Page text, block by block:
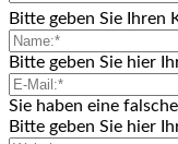
Bitte geben Sie Ihren
Bitte geben Sie hier
Sie haben eine
Bitte geben Sie hier